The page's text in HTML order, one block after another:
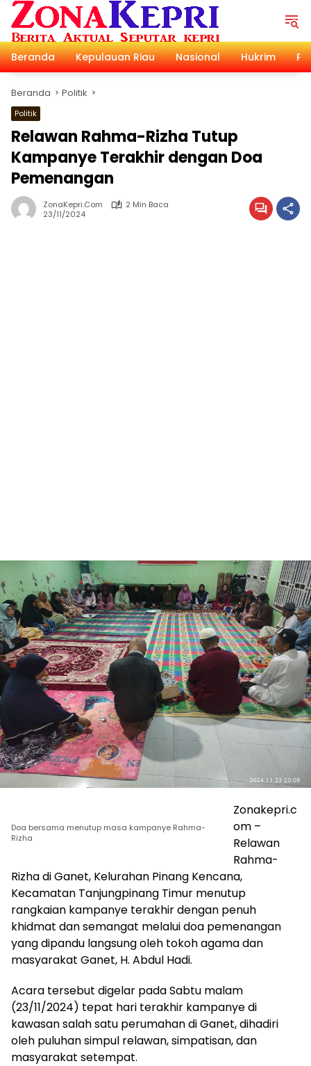
Langsung
konten
Beranda
Kepulauan Riau Nasional Hukrim
Beranda Politik
Politik
Relawan Rahma-Rizha Tutup
Kampanye Terakhir dengan Doa
Pemenangan
ZonaKepri.com
2 Min Baca
23/11/2024
Doa bersama menutup masa kampanye Rahma-
Rizha
Zonakepri.c
om –
Relawan
Rahma-
Rizha di Ganet, Kelurahan Pinang Kencana,
Kecamatan Tanjungpinang Timur menutup
rangkaian kampanye terakhir dengan penuh
khidmat dan semangat melalui doa pemenangan
yang dipandu langsung oleh tokoh agama dan
masyarakat Ganet, H. Abdul Hadi.
Acara tersebut digelar pada Sabtu malam
(23/11/2024) tepat hari terakhir kampanye di
kawasan salah satu perumahan di Ganet, dihadiri
oleh puluhan simpul relawan, simpatisan, dan
masyarakat setempat.